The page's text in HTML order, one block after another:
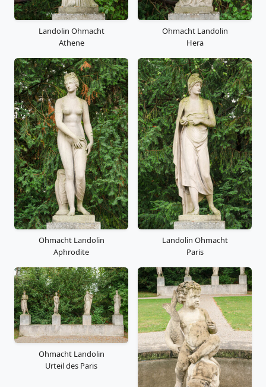
Landolin Ohmacht
Athene
Ohmacht Landolin
Hera
Ohmacht Landolin
Aphrodite
Landolin Ohmacht
Paris
Ohmacht Landolin
Urteil des Paris